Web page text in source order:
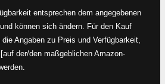
entsprechen dem angegebenen
können sich ändern. Für den Kauf
Angaben zu Preis und Verfügbarkeit,
der/den maßgeblichen Amazon-